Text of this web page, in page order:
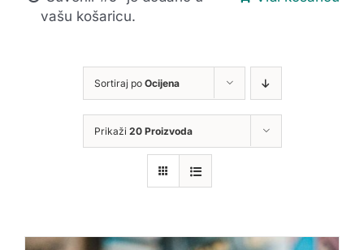
vašu košaricu.
Sortiraj po Ocijena
Prikaži 20 Proizvoda